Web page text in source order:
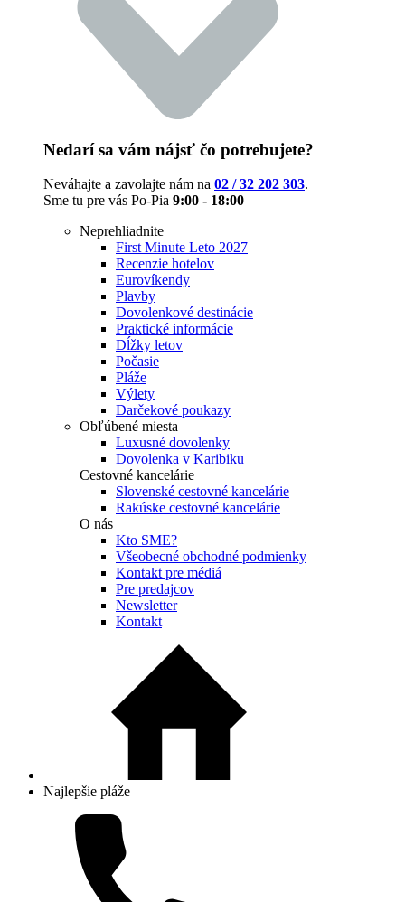
Nedarí sa vám nájsť čo potrebujete?
Neváhajte a zavolajte nám na 02 / 32 202 303.
Sme tu pre vás Po-Pia 9:00 - 18:00
Neprehliadnite
First Minute Leto 2027
Recenzie hotelov
Eurovíkendy
Plavby
Dovolenkové destinácie
Praktické informácie
Dĺžky letov
Počasie
Pláže
Výlety
Darčekové poukazy
Obľúbené miesta
Luxusné dovolenky
Dovolenka v Karibiku
Cestovné kancelárie
Slovenské cestovné kancelárie
Rakúske cestovné kancelárie
O nás
Kto SME?
Všeobecné obchodné podmienky
Kontakt pre médiá
Pre predajcov
Newsletter
Kontakt
Najlepšie pláže